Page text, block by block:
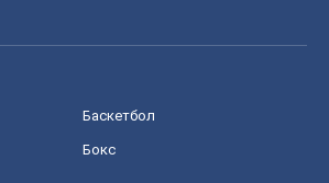
Баскетбол
Бокс